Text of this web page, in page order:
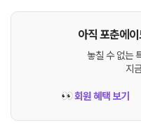
아직 포춘에
놓칠 수 없는
지
👀회원 혜택 보기